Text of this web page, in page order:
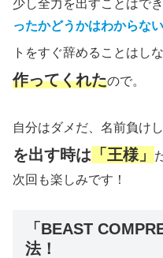
少し全力を出すことはで
ったかどうかはわからない
トをすぐ辞めることはし
作ってくれたので。
自分はダメだ、名前負け
を出す時は 「王様」
次回も楽しみです！
「BEAST
法！